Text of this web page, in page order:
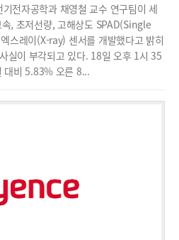
전자공학과 채영철 교수 연구팀이 세
, 초저선량, 고해상도 SPAD(Single
레이(X-ray) 센서를 개발했다고 밝히
실이 부각되고 있다. 18일 오후 1시 35
대비 5.83% 오른 8...